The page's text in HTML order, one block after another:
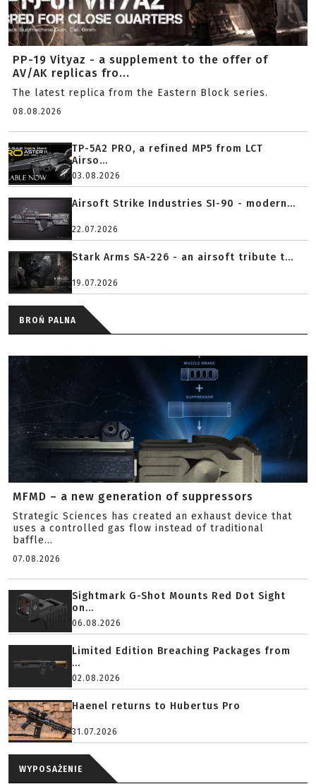
PP-19 Vityaz - a supplement to the offer of
AV/AK replicas fro...
The latest replica from the Eastern Block series.
08.08.2026
TP-5A2 PRO, a refined MP5 from LCT
Airso...
03.08.2026
Airsoft Strike Industries SI-90 - modern...
22.07.2026
Stark Arms SA-226 - an airsoft tribute t...
19.07.2026
BROŃ PALNA
MFMD – a new generation of suppressors
Strategic Sciences has created an exhaust device that
uses a controlled gas flow instead of traditional
baffle...
07.08.2026
Sightmark G-Shot Mounts Red Dot Sight
on...
06.08.2026
Limited Edition Breaching Packages from
...
02.08.2026
Haenel returns to Hubertus Pro
31.07.2026
WYPOSAŻENIE